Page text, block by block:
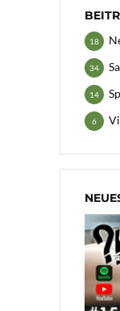
18
34
14
6